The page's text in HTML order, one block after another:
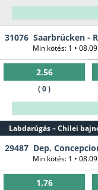
31076 Saarbrücken -
Min kötés: 1 •
2.56
( 0 )
Labdarúgás – Chilei
29487 Dep.
Min kötés: 1 •
1.76